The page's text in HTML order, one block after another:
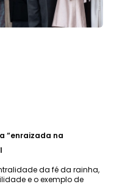
“enraizada na
da fé da rainha,
e o exemplo de